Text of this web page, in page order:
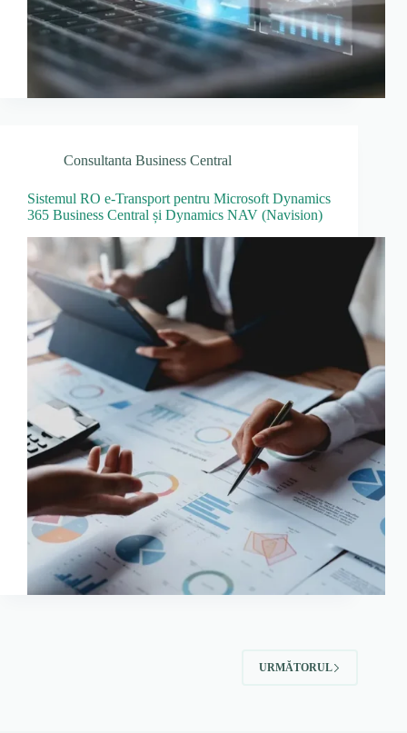
Consultanta Business Central
Sistemul RO e-Transport pentru Microsoft Dynamics
365 Business Central și Dynamics NAV (Navision)
URMĂTORUL